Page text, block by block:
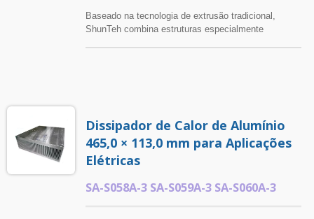
Baseado na tecnologia de extrusão tradicional,
ShunTeh combina estruturas especialmente
térmicas personalizadas.
Dissipador de Calor de Alumínio
465,0 × 113,0 mm para Aplicações
Elétricas
SA-S058A-3 SA-S059A-3 SA-S060A-3